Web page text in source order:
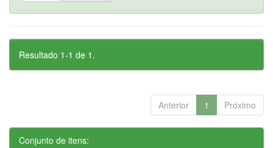
Resultado 1-1 de 1.
Anterior 1 Próximo
Conjunto de itens: